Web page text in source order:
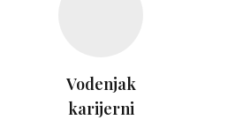
Vodenjak
karijerni